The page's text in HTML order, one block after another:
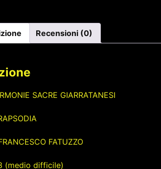
Recensioni (0)
SACRE GIARRATANESI
FATUZZO
(medio difficile)